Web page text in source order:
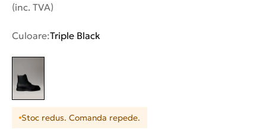
(inc. TVA)
Culoare:Triple Black
Stoc redus. Comanda repede.